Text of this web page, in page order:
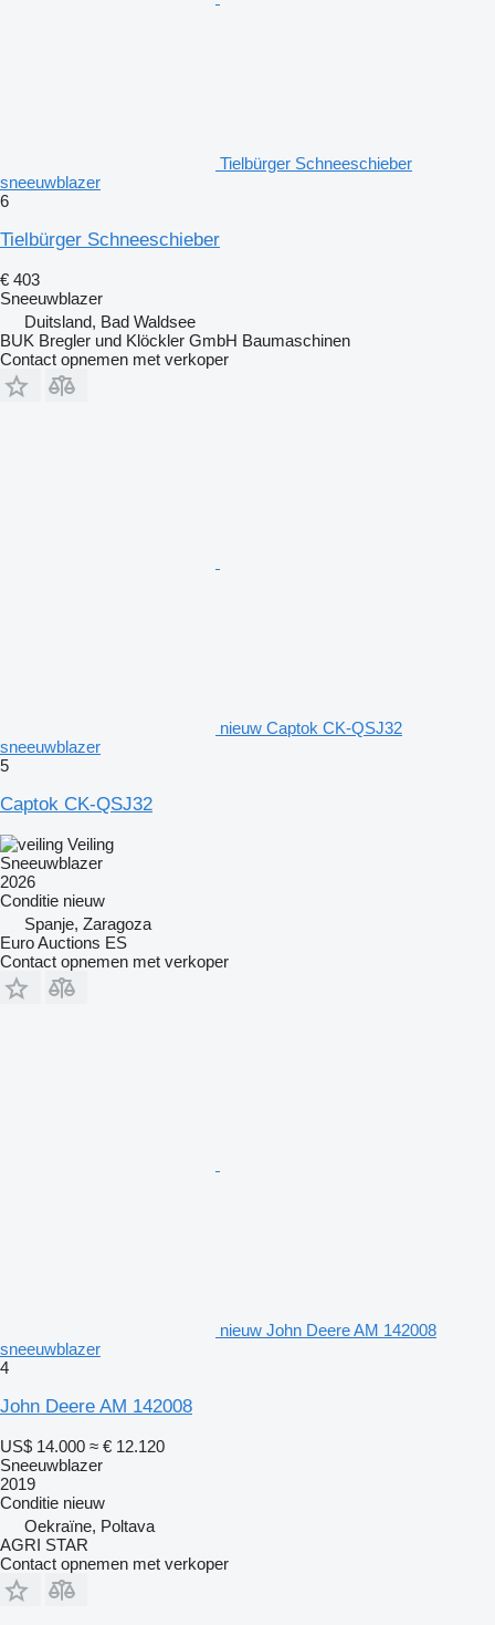
Tielbürger Schneeschieber
sneeuwblazer
6
Tielbürger Schneeschieber
€ 403
Sneeuwblazer
Duitsland, Bad Waldsee
BUK Bregler und Klöckler GmbH Baumaschinen
Contact opnemen met verkoper
nieuw Captok CK-QSJ32
sneeuwblazer
5
Captok CK-QSJ32
Veiling
Sneeuwblazer
2026
Conditie nieuw
Spanje, Zaragoza
Euro Auctions ES
Contact opnemen met verkoper
nieuw John Deere AM 142008
sneeuwblazer
4
John Deere AM 142008
US$ 14.000 ≈ € 12.120
Sneeuwblazer
2019
Conditie nieuw
Oekraïne, Poltava
AGRI STAR
Contact opnemen met verkoper